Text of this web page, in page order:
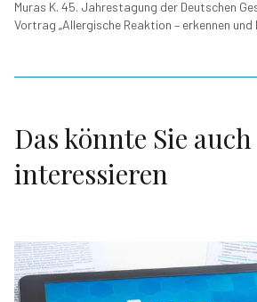
Muras K. 45. Jahrestagung der Deutschen
Vortrag „Allergische Reaktion – erkennen und
Das könnte Sie auch
interessieren